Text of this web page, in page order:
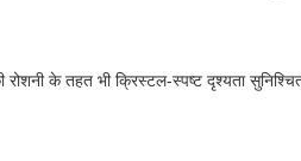
के तहत भी क्रिस्टल-स्पष्ट दृश्यता